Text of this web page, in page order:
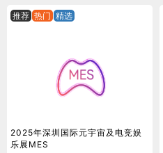
推荐 热门 精选
2025年深圳国际元宇宙及电竞娱
乐展MES